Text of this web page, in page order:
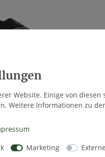
Website. Einige von
Weitere Informationen zu
Marketing